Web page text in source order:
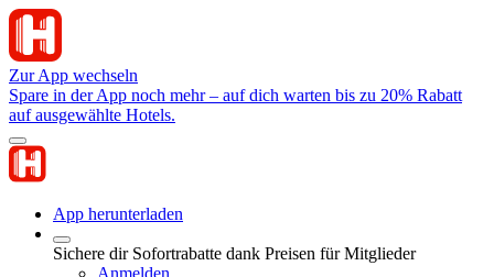
Zur App wechseln
Spare in der App noch mehr – auf dich warten bis zu 20% Rabatt
auf ausgewählte Hotels.
App herunterladen
Sichere dir Sofortrabatte dank Preisen für Mitglieder
Anmelden